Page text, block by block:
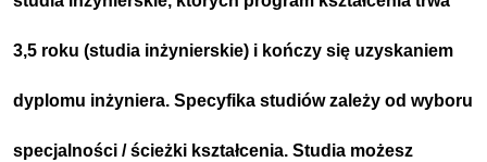
3,5 roku (studia inżynierskie) i kończy się uzyskaniem
dyplomu inżyniera. Specyfika studiów zależy od wyboru
specjalności / ścieżki kształcenia. Studia możesz